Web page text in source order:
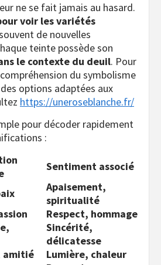
ne se fait jamais au hasard.
voir les variétés
de nouvelles
teinte possède son
le contexte du deuil. Pour
du symbolisme
options adaptées aux
https://uneroseblanche.fr/
pour décoder rapidement
:
Sentiment associé
Apaisement,
spiritualité
Respect, hommage
Sincérité,
délicatesse
amitié
Lumière, chaleur